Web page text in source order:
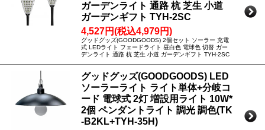
ガーデンライト 通路 杭 芝生 小道
ガーデンギフト TYH-2SC
4,527円(税込4,979円)
グッドグッズ(GOODGOODS) 2個セット ソーラー 充電
式 LEDライト フェードライト 昼白色 電球色 切替 ガー
デンライト 通路 杭 芝生 小道 ガーデンギフト TYH-2SC
グッドグッズ(GOODGOODS) LED
ソーラーライト ライト単体+分岐コ
ード 電球式 2灯 増設用ライト 10W*
2個 ペンダントライト 調光 調色(TK
-B2KL+TYH-35H)